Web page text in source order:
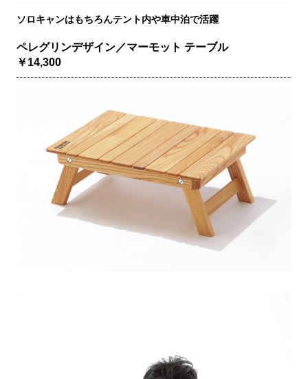
ソロキャンはもちろんテント内や車中泊で活躍
ペレグリンデザイン／マーモット テーブル
￥14,300